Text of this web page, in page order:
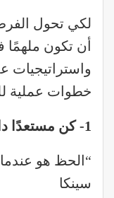
لكي تحول
أن تكون
واستراتيجيات
خطوات عملية
1- كن مستعدًا
“الحظ هو
سينكا